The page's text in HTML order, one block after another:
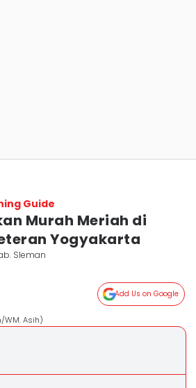
Guide
Murah Meriah di
Yogyakarta
Sleman
Add Us on Google
WM. Asih)